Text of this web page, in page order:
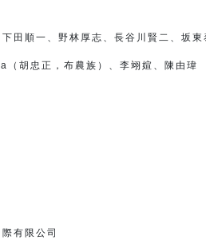
田順一、 野林厚志、長谷川賢二、坂
胡忠正，布農族）、李翊媗、陳由瑋
有限公司